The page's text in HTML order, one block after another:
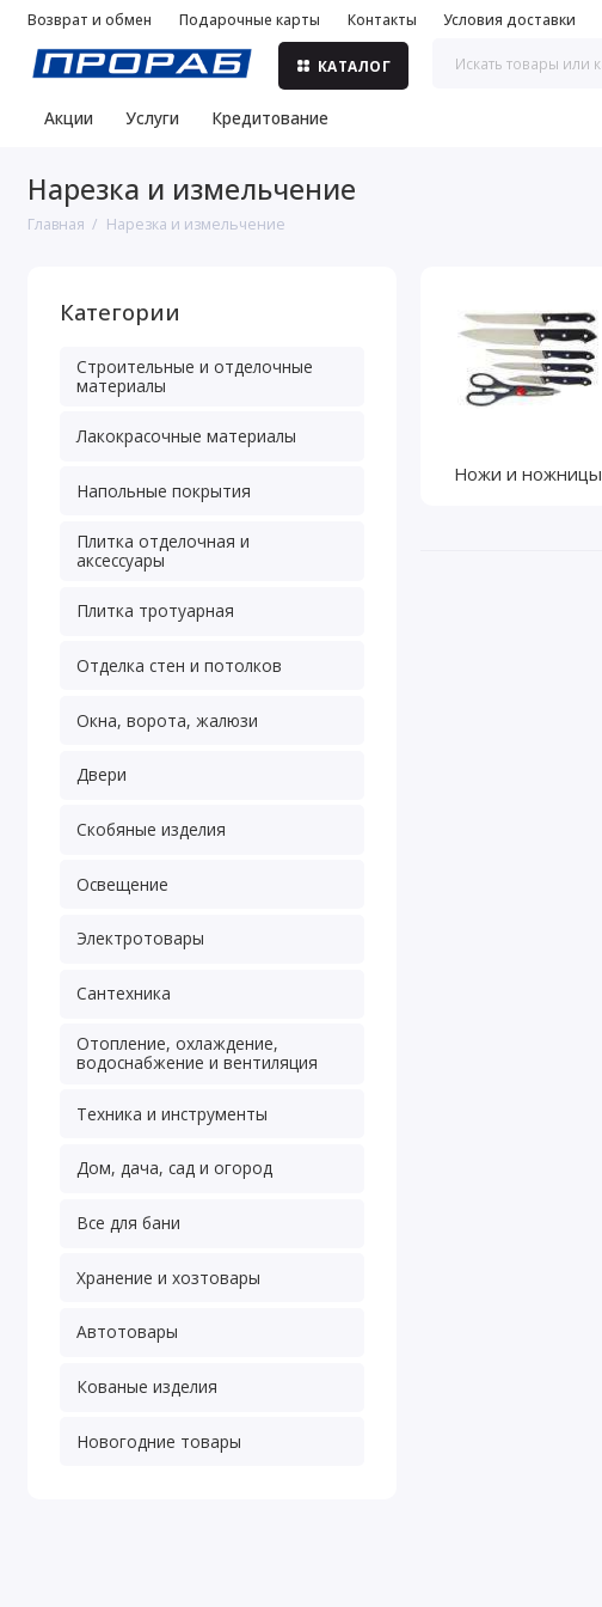
Возврат и обмен Подарочные карты Контакты Условия доставки
КАТАЛОГ
Акции Услуги Кредитование
Нарезка и измельчение
Главная Нарезка и измельчение
Категории
Строительные и отделочные
материалы
Лакокрасочные материалы
Напольные покрытия
Плитка отделочная и
аксессуары
Плитка тротуарная
Отделка стен и потолков
Окна, ворота, жалюзи
Двери
Скобяные изделия
Освещение
Электротовары
Сантехника
Отопление, охлаждение,
водоснабжение и вентиляция
Техника и инструменты
Дом, дача, сад и огород
Все для бани
Хранение и хозтовары
Автотовары
Кованые изделия
Новогодние товары
Ножи и ножницы